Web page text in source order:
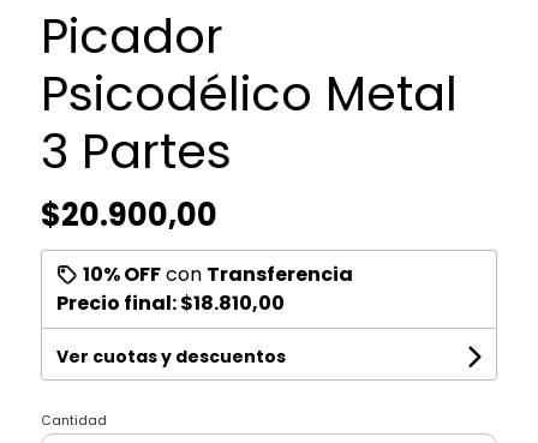
Picador
Psicodélico Metal
3 Partes
$20.900,00
10% OFFcon Transferencia
Precio final:$18.810,00
Ver cuotas y descuentos
Cantidad